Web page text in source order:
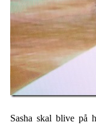
Sasha skal blive på